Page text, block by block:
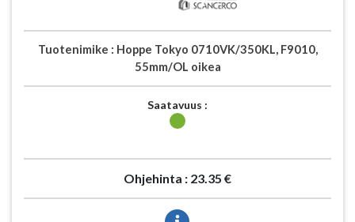
Tuotenimike : Hoppe Tokyo 0710VK/350KL, F9010,
55mm/OL oikea
Saatavuus :
Ohjehinta : 23.35 €